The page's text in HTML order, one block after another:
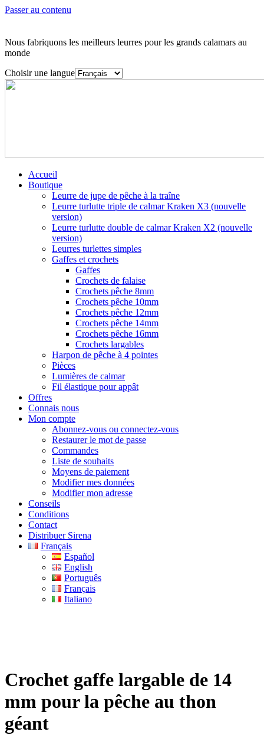
Passer au contenu
Nous fabriquons les meilleurs leurres pour les grands calamars au
monde
Choisir une langue
Accueil
Boutique
Leurre de jupe de pêche à la traîne
Leurre turlutte triple de calmar Kraken X3 (nouvelle
version)
Leurre turlutte double de calmar Kraken X2 (nouvelle
version)
Leurres turlettes simples
Gaffes et crochets
Gaffes
Crochets de falaise
Crochets pêche 8mm
Crochets pêche 10mm
Crochets pêche 12mm
Crochets pêche 14mm
Crochets pêche 16mm
Crochets largables
Harpon de pêche à 4 pointes
Pièces
Lumières de calmar
Fil élastique pour appât
Offres
Connais nous
Mon compte
Abonnez-vous ou connectez-vous
Restaurer le mot de passe
Commandes
Liste de souhaits
Moyens de paiement
Modifier mes données
Modifier mon adresse
Conseils
Conditions
Contact
Distribuer Sirena
Français
Español
English
Português
Français
Italiano
Crochet gaffe largable de 14
mm pour la pêche au thon
géant